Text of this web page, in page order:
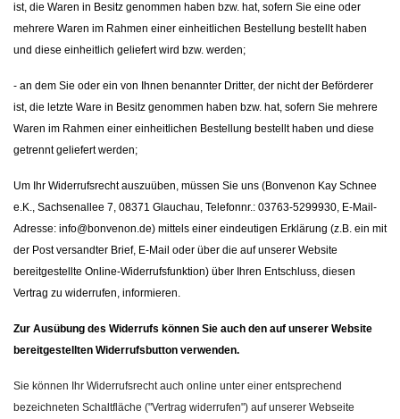
ist, die Waren in Besitz genommen haben bzw. hat, sofern Sie eine oder
mehrere Waren im Rahmen einer einheitlichen Bestellung bestellt haben
und diese einheitlich geliefert wird bzw. werden;
- an dem Sie oder ein von Ihnen benannter Dritter, der nicht der Beförderer
ist, die letzte Ware in Besitz genommen haben bzw. hat, sofern Sie mehrere
Waren im Rahmen einer einheitlichen Bestellung bestellt haben und diese
getrennt geliefert werden;
Um Ihr Widerrufsrecht auszuüben, müssen Sie uns (Bonvenon Kay Schnee
e.K., Sachsenallee 7, 08371 Glauchau, Telefonnr.: 03763-5299930, E-Mail-
Adresse: info@bonvenon.de) mittels einer eindeutigen Erklärung (z.B. ein mit
der Post versandter Brief, E-Mail oder über die auf unserer Website
bereitgestellte Online-Widerrufsfunktion) über Ihren Entschluss, diesen
Vertrag zu widerrufen, informieren.
Zur Ausübung des Widerrufs können Sie auch den auf unserer Website
bereitgestellten Widerrufsbutton verwenden.
Sie können Ihr Widerrufsrecht auch online unter einer entsprechend
bezeichneten Schaltfläche ("Vertrag widerrufen") auf unserer Webseite